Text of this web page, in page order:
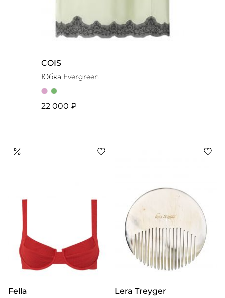
COIS
Юбка Evergreen
22 000 ₽
Fella Lera Treyger